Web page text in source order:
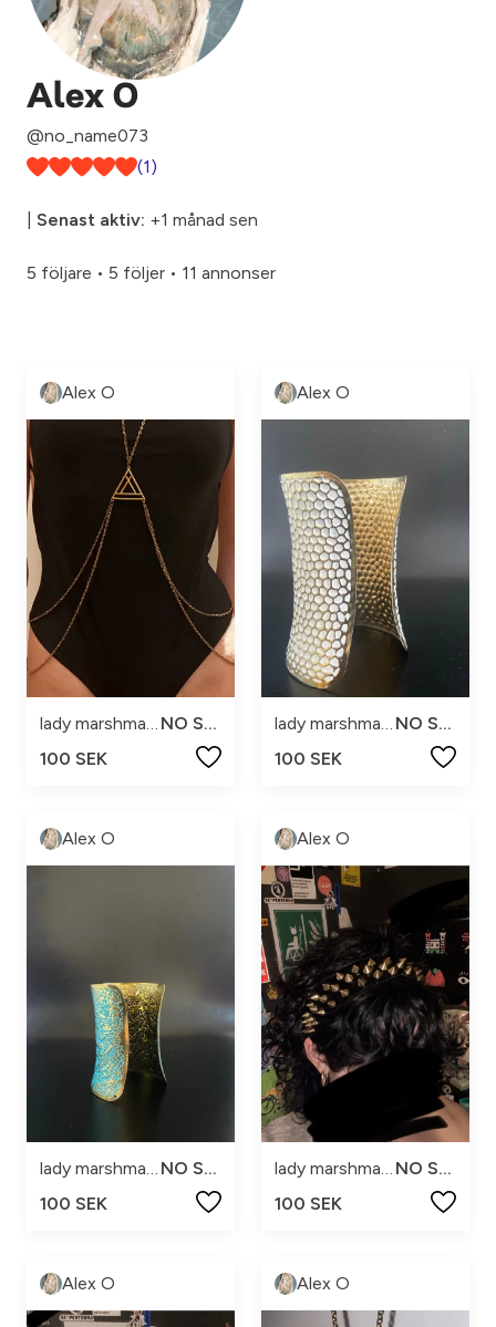
Alex O
@no_name073
(1)
Senast aktiv: +1 månad sen
5 följare • 5 följer • 11 annonser
Alex O
NO SIZE
100 SEK
Alex O
NO SIZE
100 SEK
Alex O
lady marshmallow
NO SIZE
100 SEK
Alex O
lady marshmallow
NO SIZE
100 SEK
Alex O Alex O